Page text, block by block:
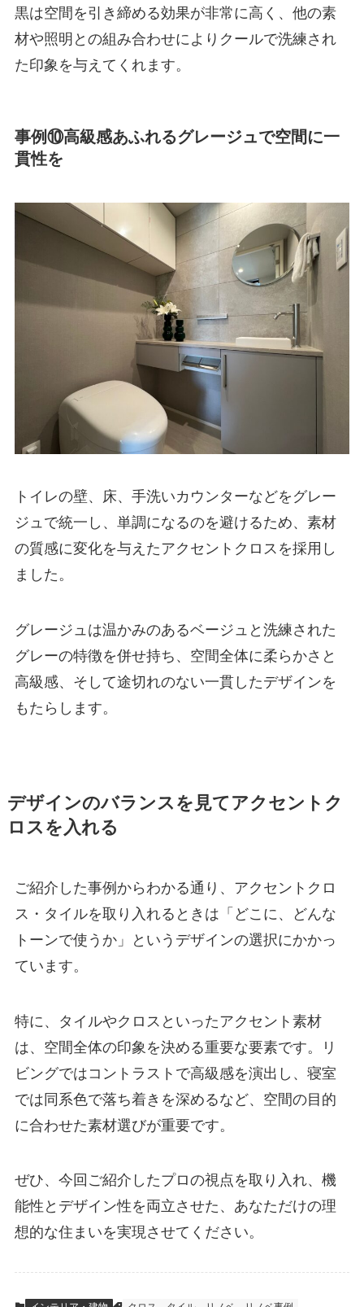
黒は空間を引き締める効果が非常に高く、他の素
材や照明との組み合わせによりクールで洗練され
た印象を与えてくれます。
事例⑩高級感あふれるグレージュで空間に一
貫性を
トイレの壁、床、手洗いカウンターなどをグレー
ジュで統一し、単調になるのを避けるため、素材
の質感に変化を与えたアクセントクロスを採用し
ました。
グレージュは温かみのあるベージュと洗練された
グレーの特徴を併せ持ち、空間全体に柔らかさと
高級感、そして途切れのない一貫したデザインを
もたらします。
デザインのバランスを見てアクセントク
ロスを入れる
ご紹介した事例からわかる通り、アクセントクロ
ス・タイルを取り入れるときは「どこに、どんな
トーンで使うか」というデザインの選択にかかっ
ています。
特に、タイルやクロスといったアクセント素材
は、空間全体の印象を決める重要な要素です。リ
ビングではコントラストで高級感を演出し、寝室
では同系色で落ち着きを深めるなど、空間の目的
に合わせた素材選びが重要です。
ぜひ、今回ご紹介したプロの視点を取り入れ、機
能性とデザイン性を両立させた、あなただけの理
想的な住まいを実現させてください。